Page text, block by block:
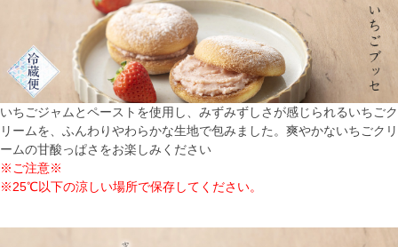
いちごジャムとペーストを使用し、みずみずしさが感じられるいちごク
リームを、ふんわりやわらかな生地で包みました。爽やかないちごクリ
ームの甘酸っぱさをお楽しみください
※ご注意※
※25℃以下の涼しい場所で保存してください。